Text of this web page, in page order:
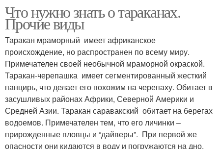
Что нужно знать о тараканах.
Прочие виды
Таракан мраморный имеет африканское
происхождение, но распространен по всему миру.
Примечателен своей необычной мраморной окраской.
Таракан-черепашка имеет сегментированный жесткий
панцирь, что делает его похожим на черепаху. Обитает в
засушливых районах Африки, Северной Америки и
Средней Азии. Таракан саравакский обитает на берегах
водоемов. Примечателен тем, что его личинки –
прирожденные пловцы и “дайверы”. При первой же
опасности они кидаются в воду и погружаются на дно,